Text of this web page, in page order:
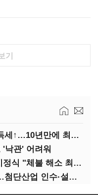
기
법인세 줄고 직장인 근로소득세↑…10년만에 최대치
낙관' 어려워
건설업 임금체불 4363억…이정식 "체불 해소 최우선"
계열사 몸집 줄이는 대기업…첨단산업 인수·설립에 '분주'